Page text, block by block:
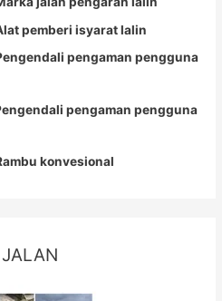
pemberi isyarat lalin
pengaman pengguna
pengaman pengguna
konvesional
JALAN